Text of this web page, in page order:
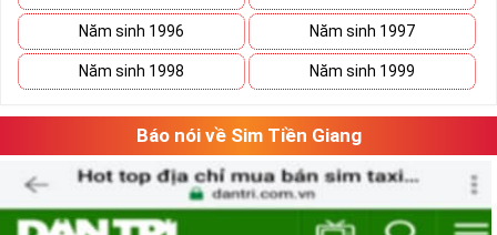
Xã Kho Sim Số Đẹp Giá rẻ
Có thể bạn sẽ tiết kiệm được ngân sách khá lớn nếu vô tình
Hãy lưu giữ nó lại và tiếp tục ngắm nghía danh sách sim số
đẹp khác. Khi đã có cái nhìn tổng quan và lựa chọn được
vài dãy số ưng ý, việc tiếp theo của bạn là cân đo đong đếm
xem sim nào là phù hợp với cá nhân mình nhất.
Năm sinh 1996 Năm sinh 1997
Năm sinh 1998 Năm sinh 1999
Báo nói về Sim Tiền Giang